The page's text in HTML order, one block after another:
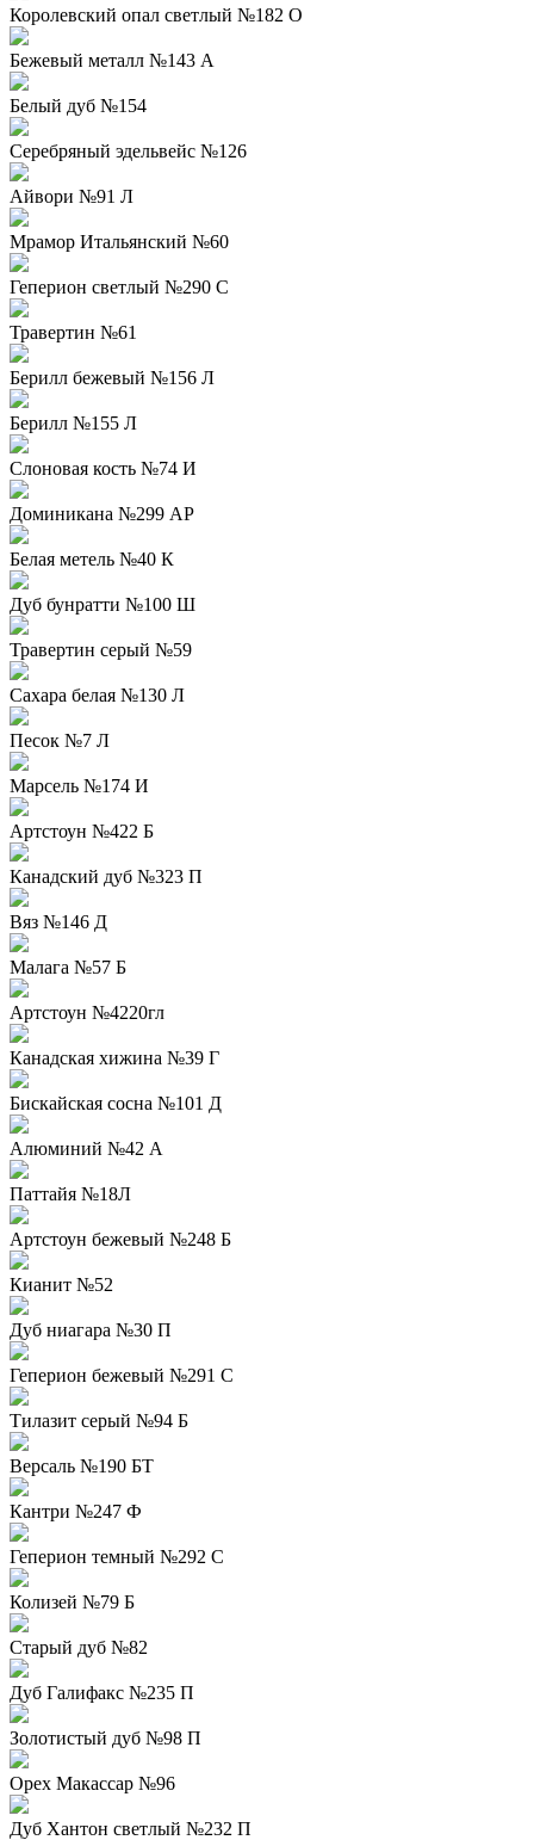
Королевский опал светлый №182 О
Бежевый металл №143 А
Белый дуб №154
Серебряный эдельвейс №126
Айвори №91 Л
Мрамор Итальянский №60
Геперион светлый №290 С
Травертин №61
Берилл бежевый №156 Л
Берилл №155 Л
Слоновая кость №74 И
Доминикана №299 АР
Белая метель №40 К
Дуб бунратти №100 Ш
Травертин серый №59
Сахара белая №130 Л
Песок №7 Л
Марсель №174 И
Артстоун №422 Б
Канадский дуб №323 П
Вяз №146 Д
Малага №57 Б
Артстоун №4220гл
Канадская хижина №39 Г
Бискайская сосна №101 Д
Алюминий №42 А
Паттайя №18Л
Артстоун бежевый №248 Б
Кианит №52
Дуб ниагара №30 П
Геперион бежевый №291 С
Тилазит серый №94 Б
Версаль №190 БТ
Кантри №247 Ф
Геперион темный №292 С
Колизей №79 Б
Старый дуб №82
Дуб Галифакс №235 П
Золотистый дуб №98 П
Орех Макассар №96
Дуб Хантон светлый №232 П